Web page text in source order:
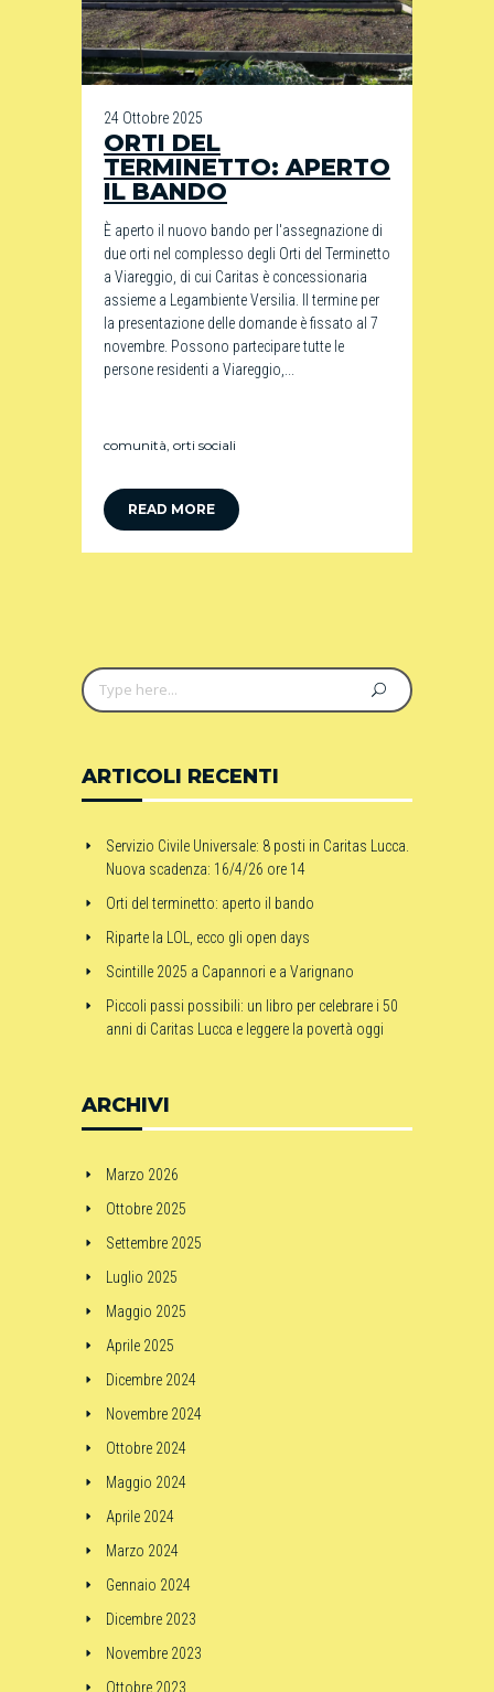
24 Ottobre 2025
ORTI DEL
TERMINETTO: APERTO
IL BANDO
È aperto il nuovo bando per l'assegnazione di
due orti nel complesso degli Orti del Terminetto
a Viareggio, di cui Caritas è concessionaria
assieme a Legambiente Versilia. Il termine per
la presentazione delle domande è fissato al 7
novembre. Possono partecipare tutte le
persone residenti a Viareggio,...
comunità orti sociali
READ MORE
ARTICOLI RECENTI
Servizio Civile Universale: 8 posti in Caritas Lucca.
Nuova scadenza: 16/4/26 ore 14
Orti del terminetto: aperto il bando
Riparte la LOL, ecco gli open days
Scintille 2025 a Capannori e a Varignano
Piccoli passi possibili: un libro per celebrare i 50
anni di Caritas Lucca e leggere la povertà oggi
ARCHIVI
Marzo 2026
Ottobre 2025
Settembre 2025
Luglio 2025
Maggio 2025
Aprile 2025
Dicembre 2024
Novembre 2024
Ottobre 2024
Maggio 2024
Aprile 2024
Marzo 2024
Gennaio 2024
Dicembre 2023
Novembre 2023
Ottobre 2023